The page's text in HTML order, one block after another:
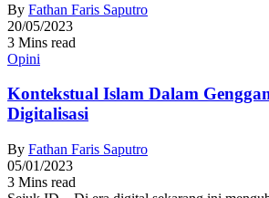
By Fathan Faris Saputro
20/05/2023
3 Mins read
Opini
Kontekstual Islam Dalam
Digitalisasi
By Fathan Faris Saputro
05/01/2023
3 Mins read